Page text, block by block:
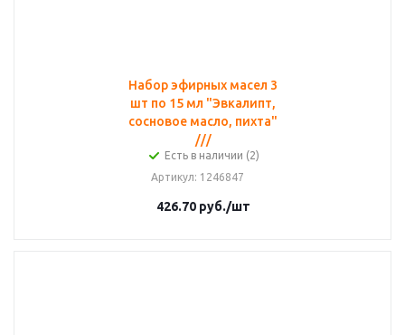
Набор эфирных масел 3
шт по 15 мл "Эвкалипт,
сосновое масло, пихта"
///
Есть в наличии (2)
Артикул: 1246847
426.70руб./шт